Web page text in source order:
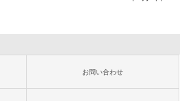
お問い合わせ